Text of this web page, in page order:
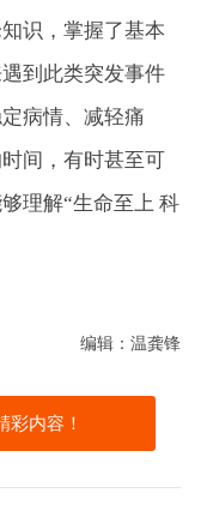
识，掌握了基本
到此类突发事件
病情、减轻痛
间，有时甚至可
理解“生命至上 科
编辑：温龚锋
彩内容！